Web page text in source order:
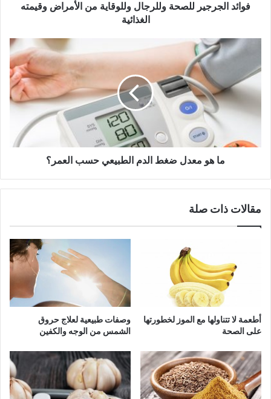
فوائد الجرجير للصحة وللرجال وللوقاية من الأمراض وقيمته
الغذائية
معدل
ضغط
الدم
الطبيعي
حسب
ما هو معدل ضغط الدم الطبيعي حسب العمر؟
مقالات ذات صلة
أطعمة لا تتناولها مع الموز لخطورتها
على الصحة
وصفات طبيعية لعلاج حروق
الشمس من الوجه والكفين